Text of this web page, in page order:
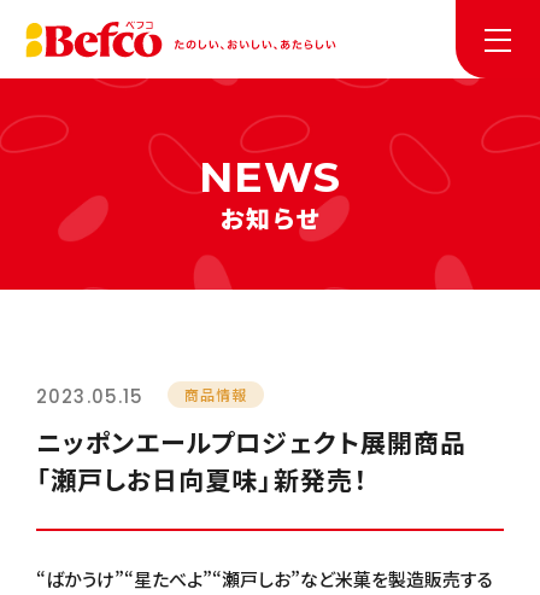
お知らせ
2023.05.15 商品情報
ニッポンエールプロジェクト展開商品
「瀬戸しお日向夏味」新発売！
“ばかうけ”“星たべよ”“瀬戸しお”など米菓を製造販売する